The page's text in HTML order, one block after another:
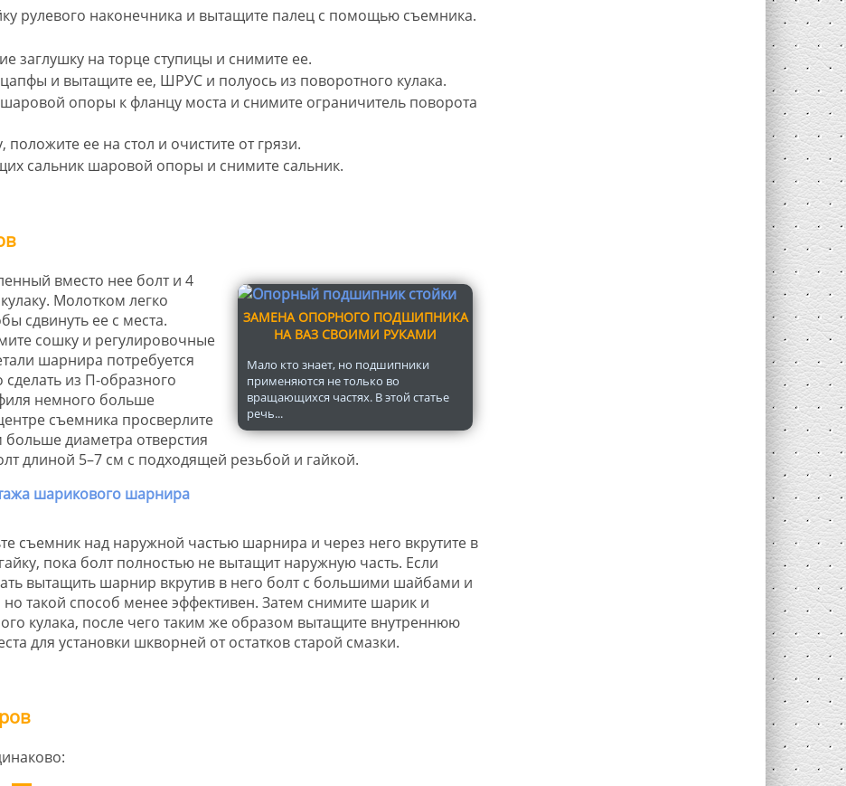
рулевого наконечника и вытащите палец с помощью съемника.
заглушку на торце ступицы и снимите ее.
и вытащите ее, ШРУС и полуось из поворотного кулака.
опоры к фланцу моста и снимите ограничитель поворота
ее на стол и очистите от грязи.
сальник шаровой опоры и снимите сальник.
ЗАМЕНА ОПОРНОГО ПОДШИПНИКА
НА ВАЗ СВОИМИ РУКАМИ
Мало кто знает, но подшипники
применяются не только во
вращающихся частях. В этой статье
речь...
вместо нее болт и 4
Молотком легко
сдвинуть ее с места.
сошку и регулировочные
шарнира потребуется
из П-образного
немного больше
съемника просверлите
больше диаметра отверстия
длиной 5–7 см с подходящей резьбой и гайкой.
съемник над наружной частью шарнира и через него вкрутите в
пока болт полностью не вытащит наружную часть. Если
вытащить шарнир вкрутив в него болт с большими шайбами и
такой способ менее эффективен. Затем снимите шарик и
кулака, после чего таким же образом вытащите внутреннюю
для установки шкворней от остатков старой смазки.